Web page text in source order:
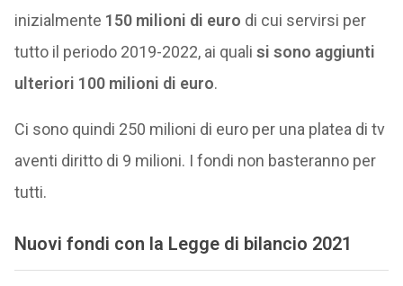
inizialmente 150 milioni di euro di cui servirsi per
tutto il periodo 2019-2022, ai quali si sono aggiunti
ulteriori 100 milioni di euro.
Ci sono quindi 250 milioni di euro per una platea di tv
aventi diritto di 9 milioni. I fondi non basteranno per
tutti.
Nuovi fondi con la Legge di bilancio 2021